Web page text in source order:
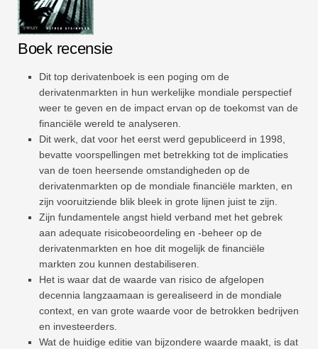
Boek recensie
Dit top derivatenboek is een poging om de
derivatenmarkten in hun werkelijke mondiale perspectief
weer te geven en de impact ervan op de toekomst van de
financiële wereld te analyseren.
Dit werk, dat voor het eerst werd gepubliceerd in 1998,
bevatte voorspellingen met betrekking tot de implicaties
van de toen heersende omstandigheden op de
derivatenmarkten op de mondiale financiële markten, en
zijn vooruitziende blik bleek in grote lijnen juist te zijn.
Zijn fundamentele angst hield verband met het gebrek
aan adequate risicobeoordeling en -beheer op de
derivatenmarkten en hoe dit mogelijk de financiële
markten zou kunnen destabiliseren.
Het is waar dat de waarde van risico de afgelopen
decennia langzaamaan is gerealiseerd in de mondiale
context, en van grote waarde voor de betrokken bedrijven
en investeerders.
Wat de huidige editie van bijzondere waarde maakt, is dat